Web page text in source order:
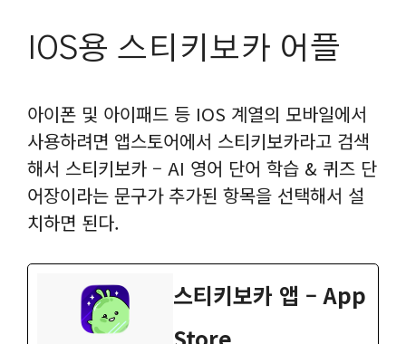
IOS용 스티키보카 어플
아이폰 및 아이패드 등 IOS 계열의 모바일에서
사용하려면 앱스토어에서 스티키보카라고 검색
해서 스티키보카 – AI 영어 단어 학습 & 퀴즈 단
어장이라는 문구가 추가된 항목을 선택해서 설
치하면 된다.
스티키보카 앱 – App